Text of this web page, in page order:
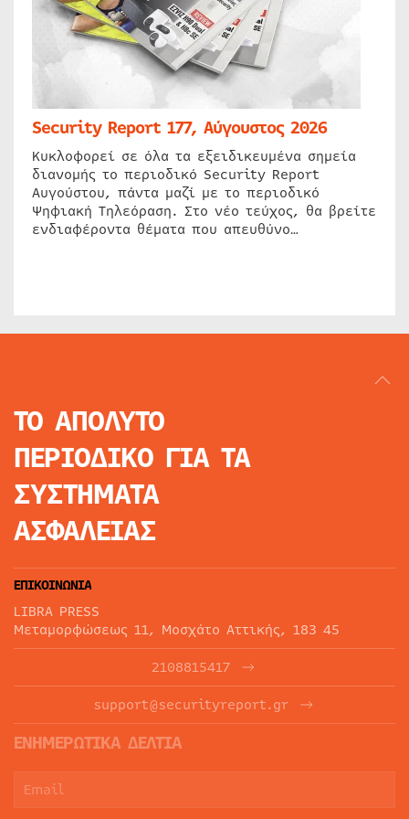
Security Report 177, Αύγουστος 2026
Κυκλοφορεί σε όλα τα εξειδικευμένα σημεία
διανομής το περιοδικό Security Report
Αυγούστου, πάντα μαζί με το περιοδικό
Ψηφιακή Τηλεόραση. Στο νέο τεύχος, θα βρείτε
ενδιαφέροντα θέματα που απευθύνο…
ΤΟ ΑΠΟΛΥΤΟ
ΠΕΡΙΟΔΙΚΟ ΓΙΑ ΤΑ
ΣΥΣΤΗΜΑΤΑ
ΑΣΦΑΛΕΙΑΣ
ΕΠΙΚΟΙΝΩΝΙΑ
LIBRA PRESS
Μεταμορφώσεως 11, Μοσχάτο Αττικής, 183 45
2108815417
support@securityreport.gr
ΕΝΗΜΕΡΩΤΙΚΑ ΔΕΛΤΙΑ